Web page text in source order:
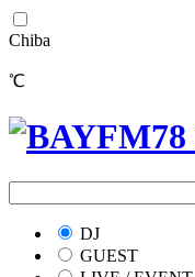
Chiba
℃
DJ
GUEST